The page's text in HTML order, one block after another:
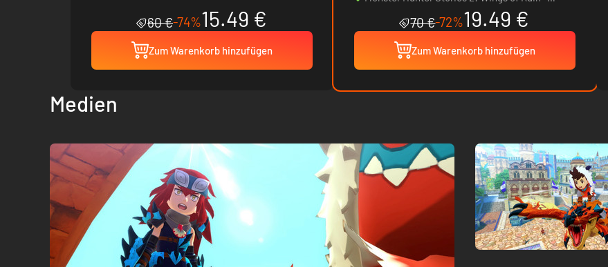
60 €-74%15.49 €
Zum Warenkorb hinzufügen
70 €-72%19.49 €
Zum Warenkorb hinzufügen
Medien